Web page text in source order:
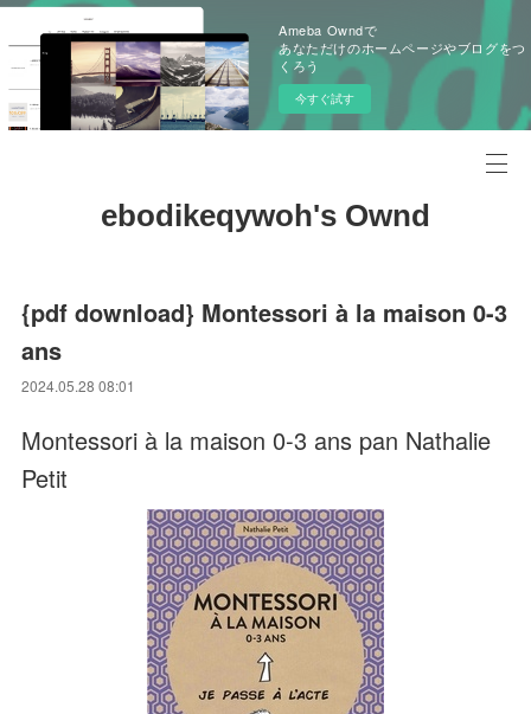
Ameba Owndで
あなただけのホームページやブログをつ
くろう
今すぐ試す
ebodikeqywoh's Ownd
{pdf download} Montessori à la maison 0-3
ans
2024.05.28 08:01
Montessori à la maison 0-3 ans pan Nathalie
Petit